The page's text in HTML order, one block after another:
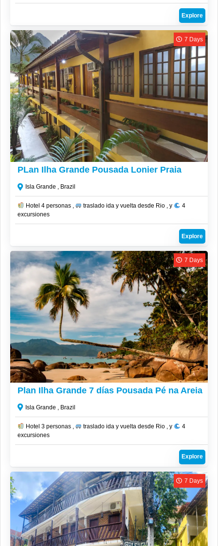
Explore
CLP$1,758,560
7 Days
PLan Ilha Grande Pousada Lonier Praia
Isla Grande , Brazil
Hotel 4 personas , traslado ida y vuelta desde Rio , y
4
excursiones
Explore
CLP$2,319,000
7 Days
Plan Ilha Grande 7 días Pousada Pé na Areia
Isla Grande , Brazil
Hotel 3 personas , traslado ida y vuelta desde Rio , y
4
excursiones
Explore
7 Days